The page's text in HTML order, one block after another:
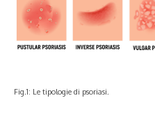
Fig.1: Le tipologie di psoriasi.